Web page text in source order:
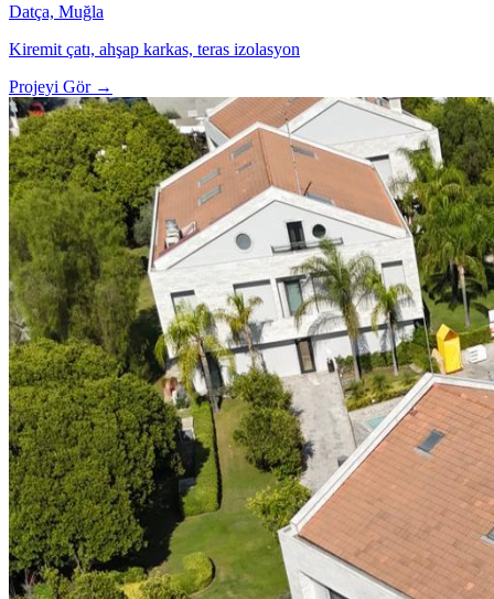
Datça, Muğla
Kiremit çatı, ahşap karkas, teras izolasyon
Projeyi Gör →